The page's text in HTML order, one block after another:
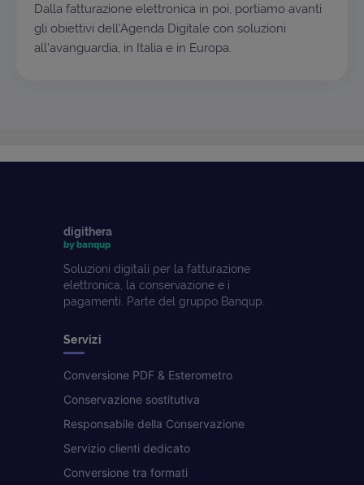
Dalla fatturazione elettronica in poi, portiamo avanti
gli obiettivi dell'Agenda Digitale con soluzioni
all'avanguardia, in Italia e in Europa.
digithera
by banqup
Soluzioni digitali per la fatturazione
elettronica, la conservazione e i
pagamenti. Parte del gruppo Banqup.
Servizi
Conversione PDF & Esterometro
Conservazione sostitutiva
Responsabile della Conservazione
Servizio clienti dedicato
Conversione tra formati